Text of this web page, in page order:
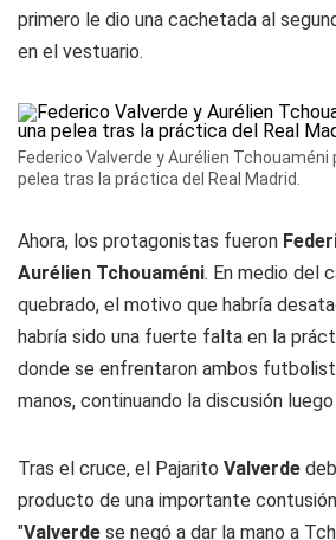
primero le dio una cachetada al
en el vestuario.
Federico Valverde y Aurélien
pelea tras la práctica del Real Madrid.
Ahora, los protagonistas fueron
Aurélien Tchouaméni. En medio del
quebrado, el motivo que habría
habría sido una fuerte falta en la
donde se enfrentaron ambos
manos, continuando la discusión
Tras el cruce, el Pajarito Valverde
producto de una importante
"Valverde se negó a dar la mano a